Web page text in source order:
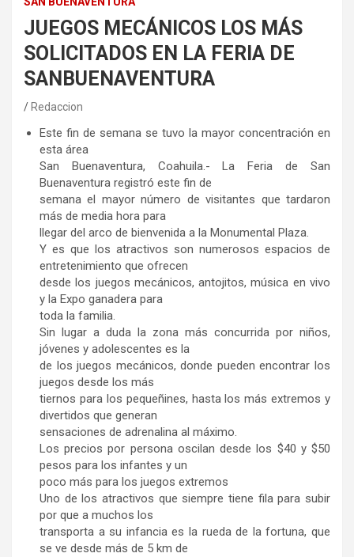
JUEGOS MECÁNICOS LOS MÁS
SOLICITADOS EN LA FERIA DE
SANBUENAVENTURA
Redaccion
Este fin de semana se tuvo la mayor concentración en
esta área
San Buenaventura, Coahuila.- La Feria de San
Buenaventura registró este fin de
semana el mayor número de visitantes que tardaron
más de media hora para
llegar del arco de bienvenida a la Monumental Plaza.
Y es que los atractivos son numerosos espacios de
entretenimiento que ofrecen
desde los juegos mecánicos, antojitos, música en vivo
y la Expo ganadera para
toda la familia.
Sin lugar a duda la zona más concurrida por niños,
jóvenes y adolescentes es la
de los juegos mecánicos, donde pueden encontrar los
juegos desde los más
tiernos para los pequeñines, hasta los más extremos y
divertidos que generan
sensaciones de adrenalina al máximo.
Los precios por persona oscilan desde los $40 y $50
pesos para los infantes y un
poco más para los juegos extremos
Uno de los atractivos que siempre tiene fila para subir
por que a muchos los
transporta a su infancia es la rueda de la fortuna, que
se ve desde más de 5 km de